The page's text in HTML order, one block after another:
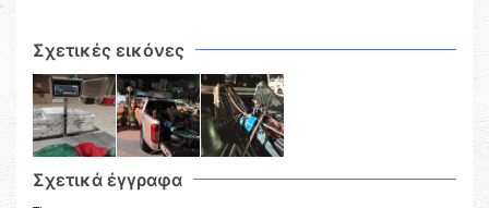
Σχετικές εικόνες
Σχετικά έγγραφα